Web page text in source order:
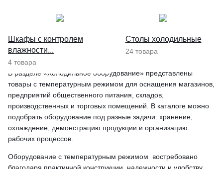
Шкафы с контролем
влажности...
4 товара
Столы холодильные
24 товара
В разделе «Холодильное оборудование» представлены
товары с температурным режимом для оснащения магазинов,
предприятий общественного питания, складов,
производственных и торговых помещений. В каталоге можно
подобрать оборудование под разные задачи: хранение,
охлаждение, демонстрацию продукции и организацию
рабочих процессов.
Оборудование с температурным режимом востребовано
благодаря практичной конструкции, надежности и удобству